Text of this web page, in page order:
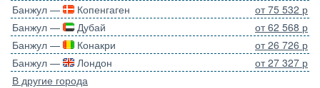
Банжул —
Копенгаген
от 75 532 р
Банжул —
Дубай
от 62 568 р
Банжул —
Конакри
от 26 726 р
Банжул —
Лондон
от 27 327 р
В другие города